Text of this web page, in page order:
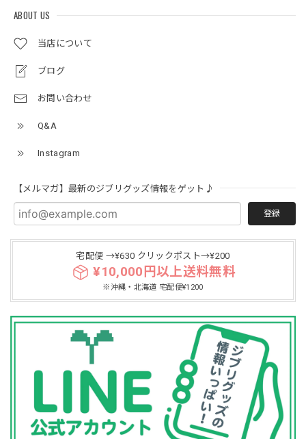
ABOUT US
当店について
ブログ
お問い合わせ
Q&A
Instagram
【メルマガ】最新のジブリグッズ情報をゲット♪
登録
宅配便 →¥630 クリックポスト→¥200
¥10,000円以上送料無料
※沖縄・北海道 宅配便¥1200